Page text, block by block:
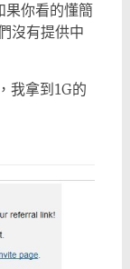
果你看的懂簡
沒有提供中
我拿到1G的